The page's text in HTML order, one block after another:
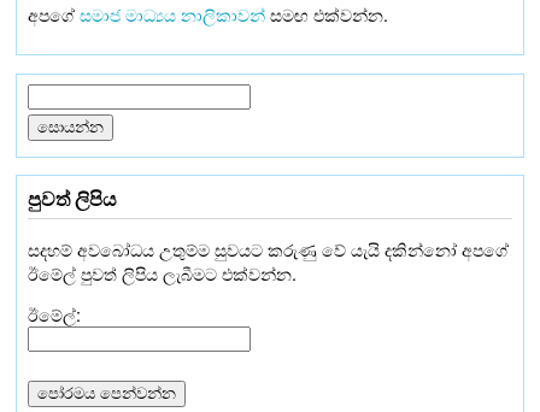
අපගේසමාජ මාධ්‍යය නාලිකාවන්සමඟ එක්වන්න.
පුවත් ලිපිය
සදහම් අවබෝධය උතුම්ම සුවයට කරුණු වේ යැයි දකින්නෝ අපගේ
ඊමේල් පුවත් ලිපිය ලැබීමට එක්වන්න.
ඊමේල්: